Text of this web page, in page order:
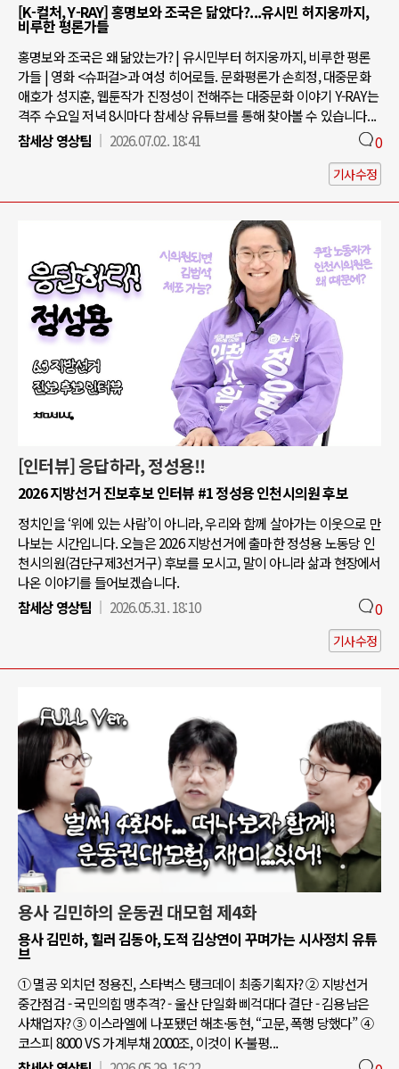
[K-컬처, Y-RAY] 홍명보와 조국은 닮았다?...유시민 허지웅까지,
비루한 평론가들
홍명보와 조국은 왜 닮았는가? | 유시민부터 허지웅까지, 비루한 평론
가들 | 영화 <슈퍼걸>과 여성 히어로들. 문화평론가 손희정, 대중문화
애호가 성지훈, 웹툰작가 진정성이 전해주는 대중문화 이야기 Y-RAY는
격주 수요일 저녁 8시마다 참세상 유튜브를 통해 찾아볼 수 있습니다...
참세상 영상팀
2026.07.02. 18:41 0
기사수정
[인터뷰] 응답하라, 정성용!!
2026 지방선거 진보후보 인터뷰 #1 정성용 인천시의원 후보
정치인을 ‘위에 있는 사람’이 아니라, 우리와 함께 살아가는 이웃으로 만
나보는 시간입니다. 오늘은 2026 지방선거에 출마한 정성용 노동당 인
천시의원(검단구제3선거구) 후보를 모시고, 말이 아니라 삶과 현장에서
나온 이야기를 들어보겠습니다.
참세상 영상팀
2026.05.31. 18:10 0
기사수정
용사 김민하의 운동권 대모험 제4화
용사 김민하, 힐러 김동아, 도적 김상연이 꾸며가는 시사정치 유튜
브
① 멸공 외치던 정용진, 스타벅스 탱크데이 최종기획자? ② 지방선거
중간점검 - 국민의힘 맹추격? - 울산 단일화 삐걱대다 결단 - 김용남은
사채업자? ③ 이스라엘에 나포됐던 해초·동현, “고문, 폭행 당했다” ④
코스피 8000 VS 가계부채 2000조, 이것이 K-불평...